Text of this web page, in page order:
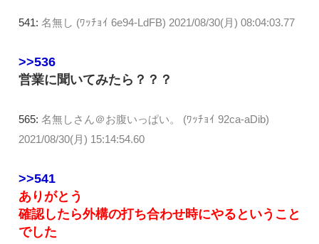
541: 名無し (ﾜｯﾁｮｲ 6e94-LdFB) 2021/08/30(月) 08:04:03.77
>>536
営業に聞いてみたら？？？
565: 名無しさん＠お腹いっぱい。 (ﾜｯﾁｮｲ 92ca-aDib)
2021/08/30(月) 15:14:54.60
>>541
ありがとう
確認したら外構の打ち合わせ時にやるということ
でした